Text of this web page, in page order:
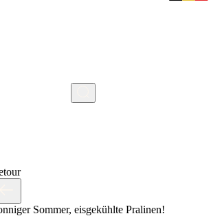
Sommer, eisgekühlte Pralinen!